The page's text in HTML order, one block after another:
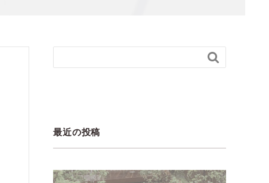

最近の投稿